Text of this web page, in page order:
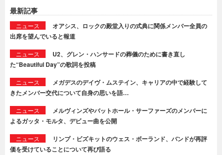
最新記事
ニュース
オアシス、ロックの殿堂入りの式典に関係メンバー全員の
出席を望んでいると報道
ニュース
U2、グレン・ハンサードの葬儀のために書き直し
た“Beautiful Day”の歌詞を投稿
ニュース
メガデスのデイヴ・ムステイン、キャリアの中で経験して
きたメンバー交代について自身の思いを語…
ニュース
メルヴィンズやバットホール・サーファーズのメンバーに
よるガッタ・モルタ、デビュー曲を公開
ニュース
リンプ・ビズキットのウェス・ボーランド、バンドが再評
価を受けていることについて再び語る